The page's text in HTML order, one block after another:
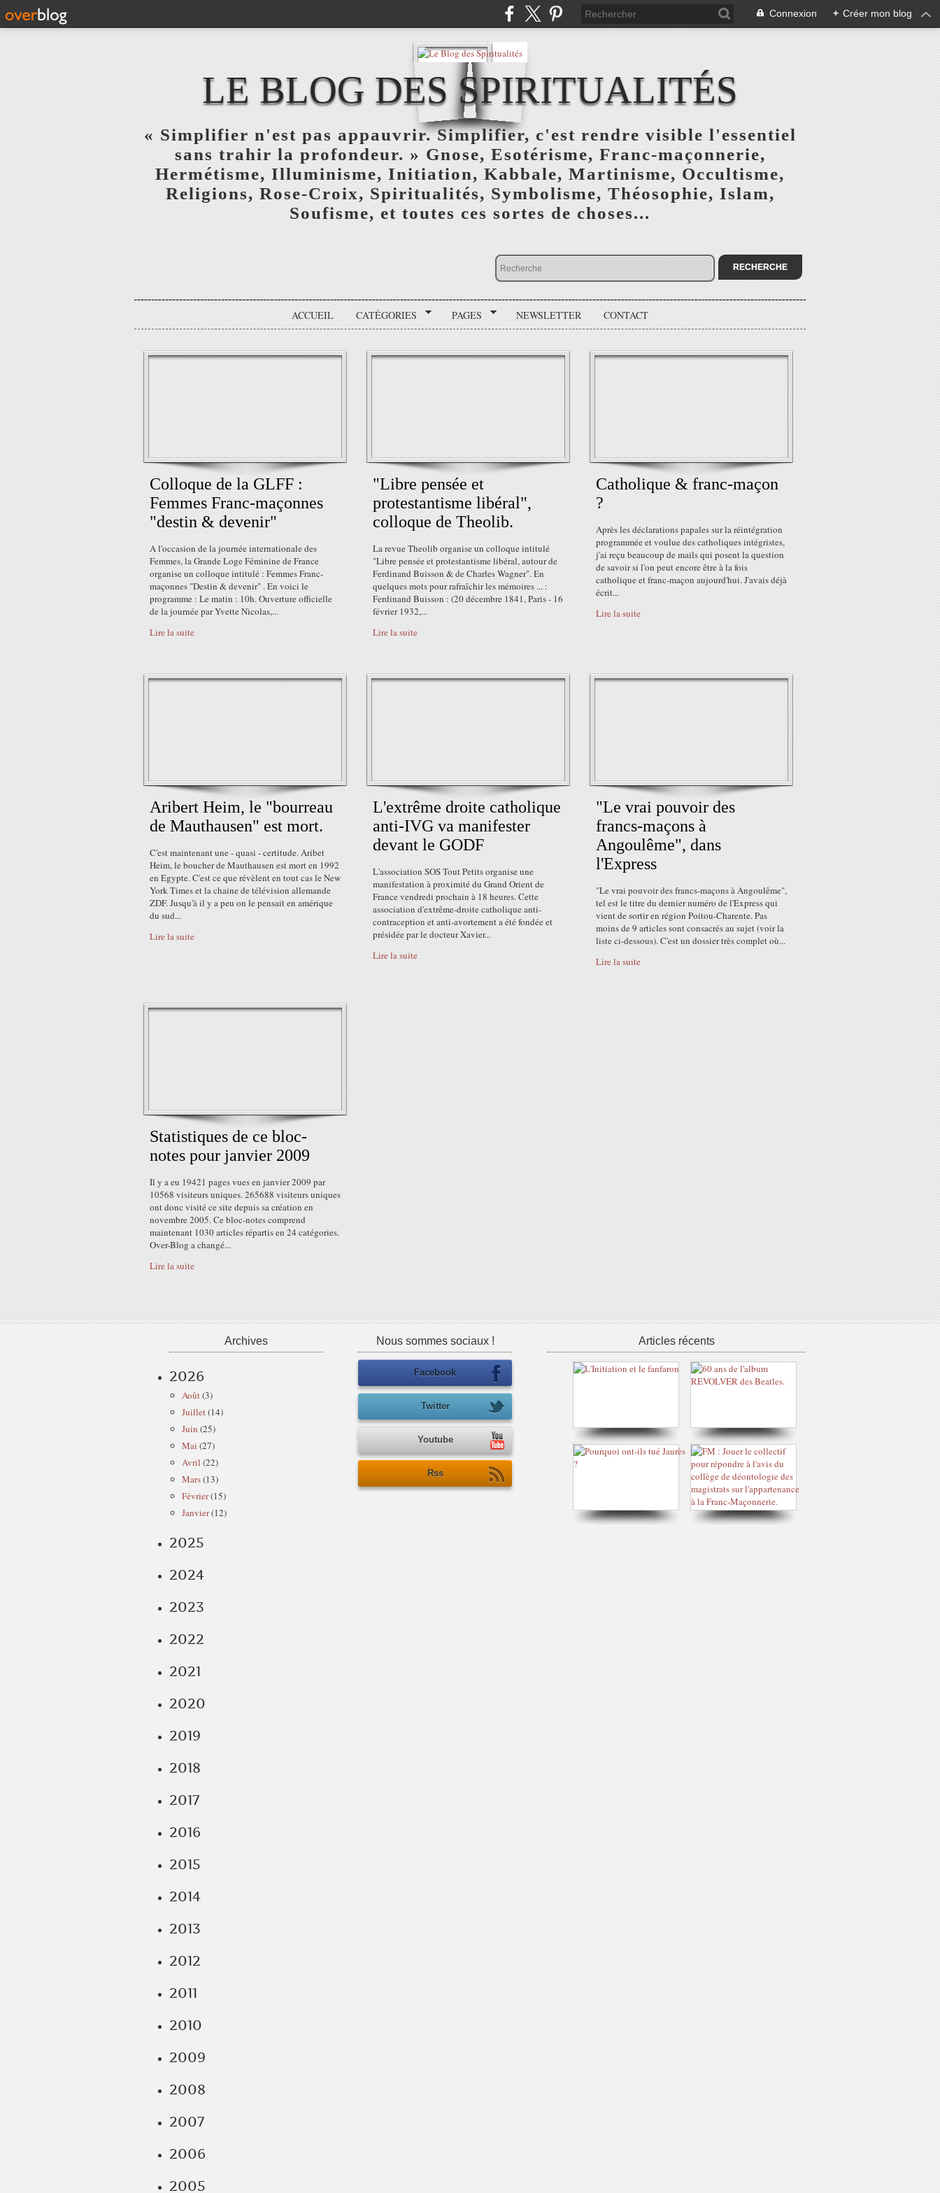
Connexion + Créer mon blog
LE BLOG DES SPIRITUALITÉS
« Simplifier n'est pas appauvrir. Simplifier, c'est rendre visible l'essentiel
sans trahir la profondeur. » Gnose, Esotérisme, Franc-maçonnerie,
Hermétisme, Illuminisme, Initiation, Kabbale, Martinisme, Occultisme,
Religions, Rose-Croix, Spiritualités, Symbolisme, Théosophie, Islam,
Soufisme, et toutes ces sortes de choses...
ACCUEIL CATÉGORIES PAGES NEWSLETTER CONTACT
Colloque de la GLFF :
Femmes Franc-maçonnes
"destin & devenir"
A l'occasion de la journée internationale des
Femmes, la Grande Loge Féminine de France
organise un colloque intitulé : Femmes Franc-
maçonnes "Destin & devenir" . En voici le
programme : Le matin : 10h. Ouverture officielle
de la journée par Yvette Nicolas,...
Lire la suite
"Libre pensée et
protestantisme libéral",
colloque de Theolib.
La revue Theolib organise un colloque intitulé
"Libre pensée et protestantisme libéral, autour de
Ferdinand Buisson & de Charles Wagner". En
quelques mots pour rafraîchir les mémoires ... :
Ferdinand Buisson : (20 décembre 1841, Paris - 16
février 1932,...
Lire la suite
Catholique & franc-maçon
?
Après les déclarations papales sur la réintégration
programmée et voulue des catholiques intégristes,
j'ai reçu beaucoup de mails qui posent la question
de savoir si l'on peut encore être à la fois
catholique et franc-maçon aujourd'hui. J'avais déjà
écrit...
Lire la suite
Aribert Heim, le "bourreau
de Mauthausen" est mort.
C'est maintenant une - quasi - certitude. Aribet
Heim, le boucher de Mauthausen est mort en 1992
en Egypte. C'est ce que révèlent en tout cas le New
York Times et la chaine de télévision allemande
ZDF. Jusqu'à il y a peu on le pensait en amérique
du sud...
Lire la suite
L'extrême droite catholique
anti-IVG va manifester
devant le GODF
L'association SOS Tout Petits organise une
manifestation à proximité du Grand Orient de
France vendredi prochain à 18 heures. Cette
association d'extrême-droite catholique anti-
contraception et anti-avortement a été fondée et
présidée par le docteur Xavier...
Lire la suite
"Le vrai pouvoir des
francs-maçons à
Angoulême", dans
l'Express
"Le vrai pouvoir des francs-maçons à Angoulême",
tel est le titre du dernier numéro de l'Express qui
vient de sortir en région Poitou-Charente. Pas
moins de 9 articles sont consacrés au sujet (voir la
liste ci-dessous). C'est un dossier très complet où...
Lire la suite
Statistiques de ce bloc-
notes pour janvier 2009
Il y a eu 19421 pages vues en janvier 2009 par
10568 visiteurs uniques. 265688 visiteurs uniques
ont donc visité ce site depuis sa création en
novembre 2005. Ce bloc-notes comprend
maintenant 1030 articles répartis en 24 catégories.
Over-Blog a changé...
Lire la suite
Archives
2026
Août(3)
Juillet(14)
Juin (25)
Mai (27)
Avril (22)
Mars(13)
Février(15)
Janvier(12)
2025
2024
2023
2022
2021
2020
2019
2018
2017
2016
2015
2014
2013
2012
2011
2010
2009
2008
2007
2006
2005
Nous sommes sociaux !
Facebook
Twitter
Youtube
Rss
Articles récents